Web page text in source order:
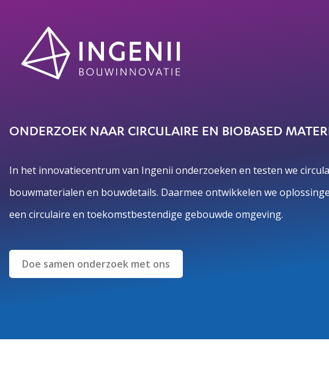
ONDERZOEK NAAR CIRCULAIRE EN BIOBASED
In het innovatiecentrum van Ingenii onderzoeken en testen we
bouwmaterialen en bouwdetails. Daarmee ontwikkelen we
een circulaire en toekomstbestendige gebouwde omgeving.
Doe samen onderzoek met ons